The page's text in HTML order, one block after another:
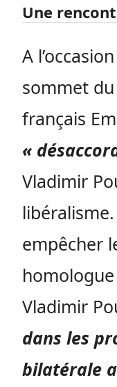
Une
A
sommet
français
«
Vladimir
empêcher
Vladimir
dans les
bilatérale